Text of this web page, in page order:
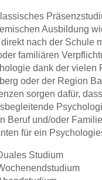
Ausbildung
nach der Schule
familiären
dank der vielen
oder der Region
sorgen dafür,
Beruf und/oder
für ein
Studium